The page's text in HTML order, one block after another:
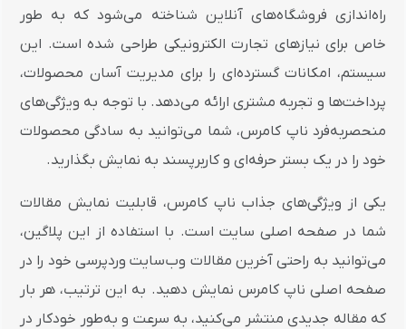
راه‌اندازی فروشگاه‌های آنلاین شناخته می‌شود که به طور
خاص برای نیازهای تجارت الکترونیکی طراحی شده است. این
سیستم، امکانات گسترده‌ای را برای مدیریت آسان محصولات،
پرداخت‌ها و تجربه مشتری ارائه می‌دهد. با توجه به ویژگی‌های
منحصربه‌فرد ناپ کامرس، شما می‌توانید به سادگی محصولات
خود را در یک بستر حرفه‌ای و کاربرپسند به نمایش بگذارید.
یکی از ویژگی‌های جذاب ناپ کامرس، قابلیت نمایش مقالات
شما در صفحه اصلی سایت است. با استفاده از این پلاگین،
می‌توانید به راحتی آخرین مقالات وب‌سایت وردپرسی خود را در
صفحه اصلی ناپ کامرس نمایش دهید. به این ترتیب، هر بار
که مقاله جدیدی منتشر می‌کنید، به سرعت و به‌طور خودکار در